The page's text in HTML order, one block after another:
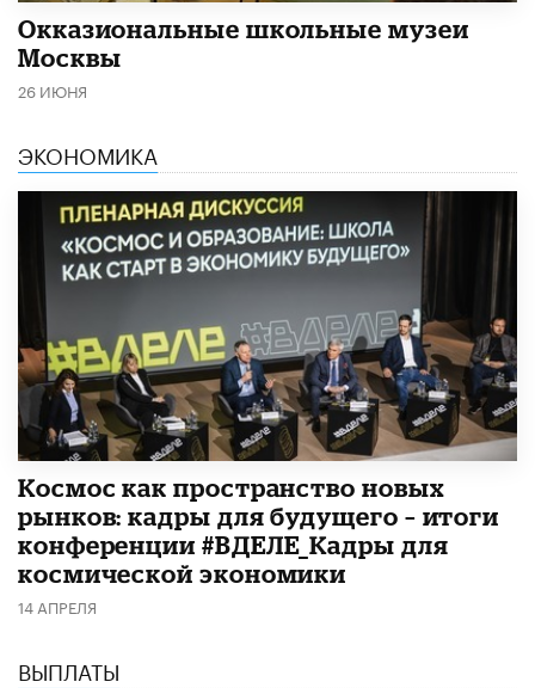
​Окказиональные школьные музеи
Москвы
26 ИЮНЯ
ЭКОНОМИКА
Космос как пространство новых
рынков: кадры для будущего – итоги
конференции #ВДЕЛЕ_Кадры для
космической экономики
14 АПРЕЛЯ
ВЫПЛАТЫ